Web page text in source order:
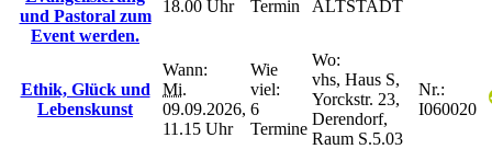
und Pastoral zum
Event werden.
18.00 Uhr
Termin
ALTSTADT
Ethik, Glück und
Lebenskunst
Wann:
Mi.
09.09.2026,
11.15 Uhr
Wie
viel:
6
Termine
Wo:
vhs, Haus S,
Yorckstr. 23,
Derendorf,
Raum S.5.03
Nr.:
I060020